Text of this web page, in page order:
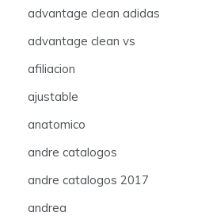
advantage clean adidas
advantage clean vs
afiliacion
ajustable
anatomico
andre catalogos
andre catalogos 2017
andrea